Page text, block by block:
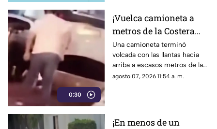
0:30
¡Vuelca camioneta a
metros de la Costera
Miguel Alemán en
Acapulco!
Una camioneta terminó
volcada con las llantas hacia
arriba a escasos metros de la
Costera Miguel Alemán.
agosto 07, 2026 11:54 a. m.
¡En menos de un